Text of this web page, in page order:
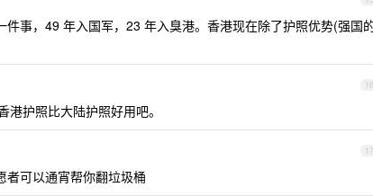
事，49 年入国军，23 年入臭港。香港现在除了护照优势(强国
16
护照比大陆护照好用吧。
17
者可以通宵帮你翻垃圾桶